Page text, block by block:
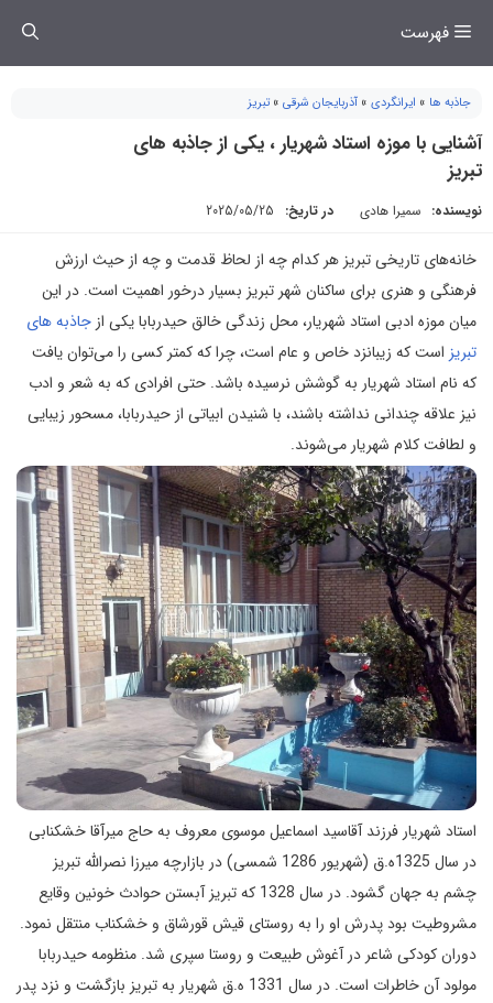
فهرست
جاذبه ها » ایرانگردی » آذربایجان شرقی » تبریز
آشنایی با موزه‌ استاد شهریار ، یکی از جاذبه های
تبریز
نویسنده: سمیرا هادی در تاریخ: 2025/05/25
خانه‌های تاریخی تبریز هر کدام چه از لحاظ قدمت و چه از حیث ارزش
فرهنگی و هنری برای ساکنان شهر تبریز بسیار درخور اهمیت است. در این
میان موزه ادبی استاد شهریار، محل زندگی خالق حیدربابا یکی از جاذبه های
تبریز است که زیبانزد خاص و عام است، چرا که کمتر کسی را می‌توان یافت
که نام استاد شهریار به گوشش نرسیده باشد. حتی افرادی که به شعر و ادب
نیز علاقه چندانی نداشته باشند، با شنیدن ابیاتی از حیدربابا، مسحور زیبایی
و لطافت کلام شهریار می‌شوند.
استاد شهریار فرزند آقاسید اسماعیل موسوی معروف به حاج میرآقا خشکنابی
در سال 1325ه.ق (شهریور 1286 شمسی) در بازارچه میرزا نصرالله تبریز
چشم به جهان گشود. در سال 1328 که تبریز آبستن حوادث خونین وقایع
مشروطیت بود پدرش او را به روستای قیش قورشاق و خشکناب منتقل نمود.
دوران کودکی شاعر در آغوش طبیعت و روستا سپری شد. منظومه حیدربابا
مولود آن خاطرات است. در سال 1331 ه.ق شهریار به تبریز بازگشت و نزد پدر